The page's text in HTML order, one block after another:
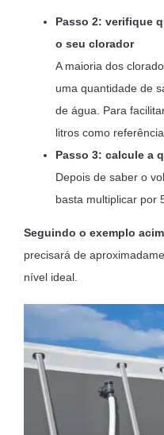
Passo 2: verifique
o seu clorador
A maioria dos
uma quantidade de
de água. Para
litros como
Passo 3: calcule a
Depois de saber o
basta multiplicar por
Seguindo o exemplo
precisará de
nível ideal.